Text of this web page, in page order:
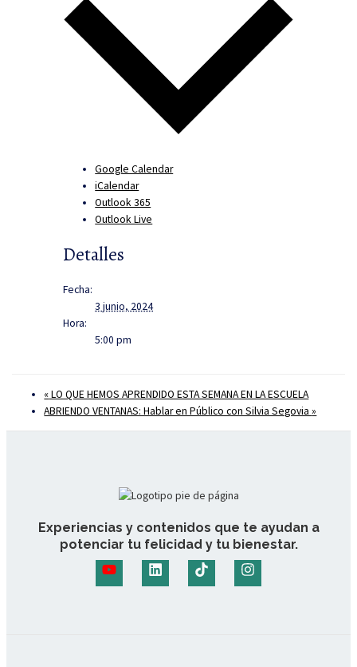
Google Calendar
iCalendar
Outlook 365
Outlook Live
Detalles
Fecha:
3 junio, 2024
Hora:
5:00 pm
«LO QUE HEMOS APRENDIDO ESTA SEMANA EN LA ESCUELA
ABRIENDO VENTANAS: Hablar en Público con Silvia Segovia»
Experiencias y contenidos que te ayudan a
potenciar tu felicidad y tu bienestar.